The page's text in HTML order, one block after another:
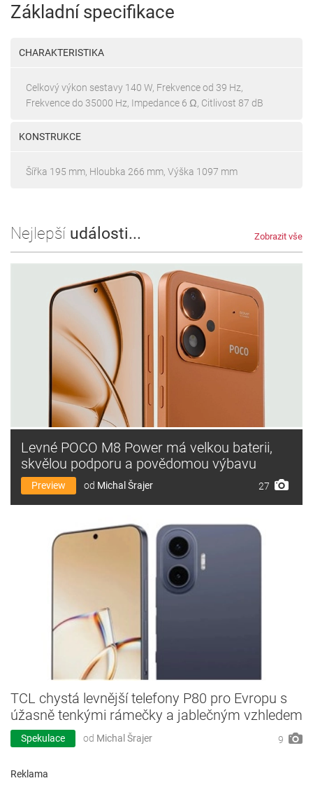
Základní specifikace
CHARAKTERISTIKA
Celkový výkon sestavy 140 W, Frekvence od 39 Hz,
Frekvence do 35000 Hz, Impedance 6 Ω, Citlivost 87 dB
KONSTRUKCE
Šířka 195 mm, Hloubka 266 mm, Výška 1097 mm
Nejlepší události... Zobrazit vše
Levné POCO M8 Power má velkou baterii,
skvělou podporu a povědomou výbavu
Preview od Michal Šrajer 27
TCL chystá levnější telefony P80 pro Evropu s
úžasně tenkými rámečky a jablečným vzhledem
Spekulace od Michal Šrajer 9
Reklama